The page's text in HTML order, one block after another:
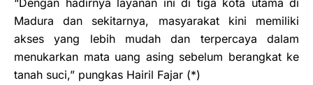
“Dengan hadirnya layanan ini di tiga kota utama di
Madura dan sekitarnya, masyarakat kini memiliki
akses yang lebih mudah dan terpercaya dalam
menukarkan mata uang asing sebelum berangkat ke
tanah suci,” pungkas Hairil Fajar (*)